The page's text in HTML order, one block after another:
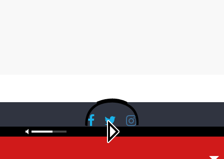
Copyright © 2026RadioBanglaNet. All rights reserved.